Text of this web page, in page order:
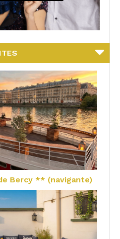
Bercy ** (navigante)